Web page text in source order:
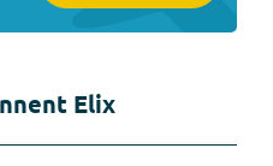
Elix